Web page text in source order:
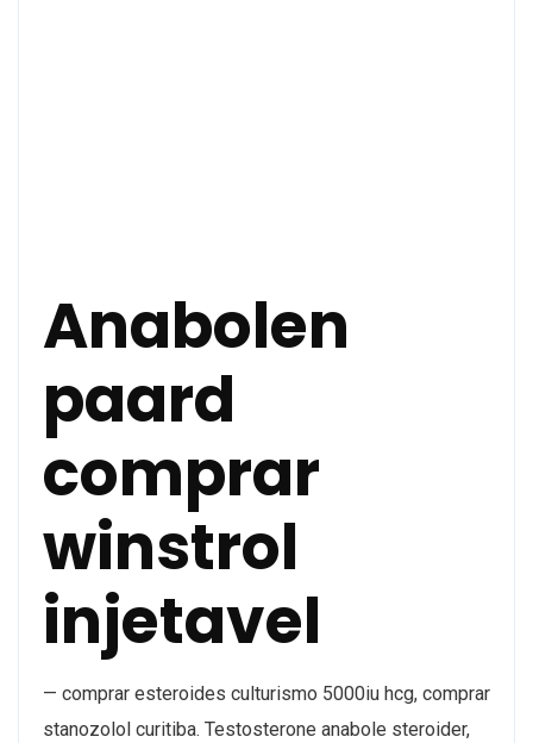
Anabolen
paard
comprar
winstrol
injetavel
— comprar esteroides culturismo 5000iu hcg, comprar
stanozolol curitiba. Testosterone anabole steroider,